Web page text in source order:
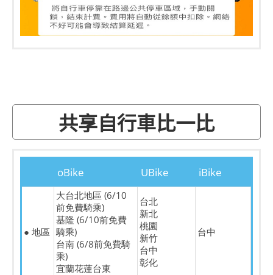
共享自行車比一比
oBike UBike iBike
● 地區
大台北地區 (6/10
前免費騎乘)
基隆 (6/10前免費
騎乘)
台南 (6/8前免費騎
乘)
宜蘭花蓮台東
台北
新北
桃園
新竹
台中
彰化
台中